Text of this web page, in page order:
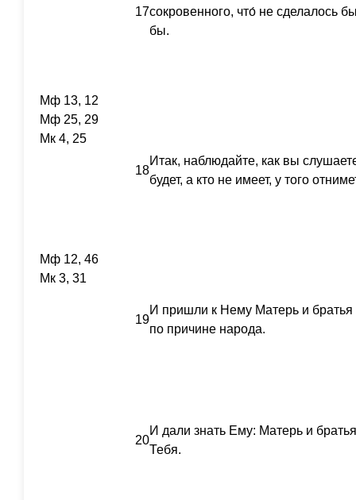
17сокровенного, что́ не сделалось
бы.
Мф 13, 12
Мф 25, 29
Мк 4, 25
18
Итак, наблюдайте, как вы
будет, а кто не имеет, у того
Мф 12, 46
Мк 3, 31
19
И пришли к Нему Матерь и
по причине народа.
20
И дали знать Ему: Матерь и
Тебя.